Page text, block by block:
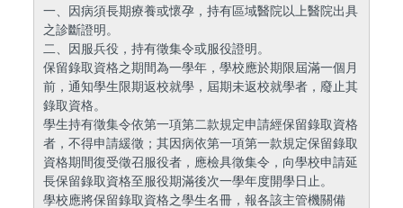
一、因病須長期療養或懷孕，持有區域醫院以上醫院出具
之診斷證明。
二、因服兵役，持有徵集令或服役證明。
保留錄取資格之期間為一學年，學校應於期限屆滿一個月
前，通知學生限期返校就學，屆期未返校就學者，廢止其
錄取資格。
學生持有徵集令依第一項第二款規定申請經保留錄取資格
者，不得申請緩徵；其因病依第一項第一款規定保留錄取
資格期間復受徵召服役者，應檢具徵集令，向學校申請延
長保留錄取資格至服役期滿後次一學年度開學日止。
學校應將保留錄取資格之學生名冊，報各該主管機關備